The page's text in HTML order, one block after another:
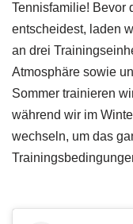
Tennisfamilie! Bevor
entscheidest, laden
an drei
Atmosphäre sowie
Sommer trainieren
während wir im
wechseln, um das